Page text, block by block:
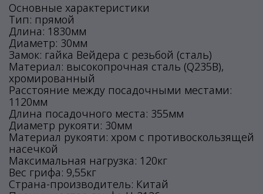
Основные характеристики
Тип: прямой
Длина: 1830мм
Диаметр: 30мм
Замок: гайка Вейдера с резьбой (сталь)
Материал: высокопрочная сталь (Q235B),
хромированный
Расстояние между посадочными местами:
1120мм
Длина посадочного места: 355мм
Диаметр рукояти: 30мм
Материал рукояти: хром с противоскользящей
насечкой
Максимальная нагрузка: 120кг
Вес грифа: 9,55кг
Страна-производитель: Китай